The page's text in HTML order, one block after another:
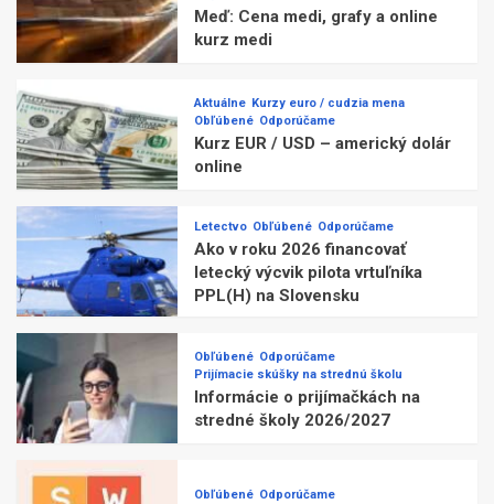
Meď: Cena medi, grafy a online
kurz medi
Aktuálne Kurzy euro / cudzia mena
Obľúbené Odporúčame
Kurz EUR / USD – americký dolár
online
Letectvo Obľúbené Odporúčame
Ako v roku 2026 financovať
letecký výcvik pilota vrtuľníka
PPL(H) na Slovensku
Obľúbené Odporúčame
Prijímacie skúšky na strednú školu
Informácie o prijímačkách na
stredné školy 2026/2027
Obľúbené Odporúčame